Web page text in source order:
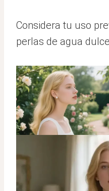
Considera tu uso
perlas de agua